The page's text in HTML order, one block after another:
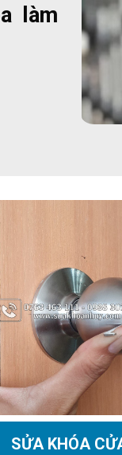
làm
SỬA KHÓA